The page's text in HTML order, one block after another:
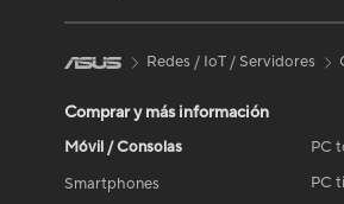
Redes / IoT / Servidores
Comprar y más información
Móvil / Consolas
Smartphones
PC
PC